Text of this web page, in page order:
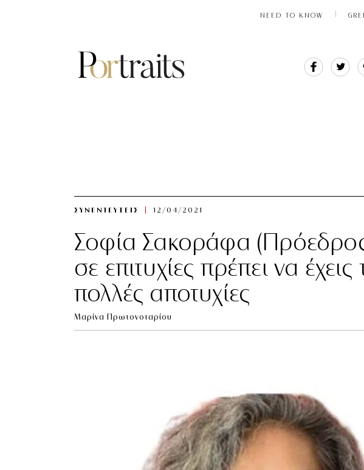
NEED TO KNOW
Share
ΣΥΝΕΝΤΕΥΞΕΙΣ 12/04/2021
Σοφία Σακοράφα (Πρόεδρος
σε επιτυχίες πρέπει να
πολλές αποτυχίες
Μαρίνα Πρωτονοταρίου